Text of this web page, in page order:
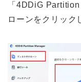
「4DDiG
ローンをクリック